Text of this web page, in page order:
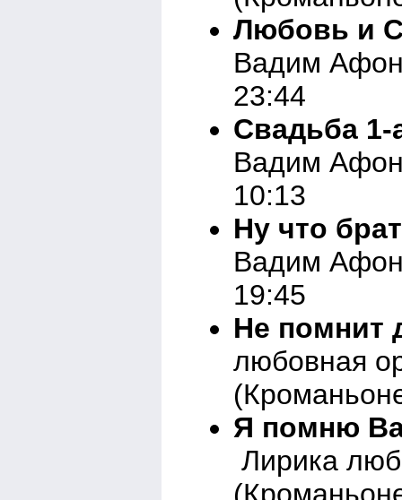
Любовь и
Вадим
23:44
Свадьба 1-
Вадим
10:13
Ну что
Вадим
19:45
Не помнит
любовная
Я помню
Лирика